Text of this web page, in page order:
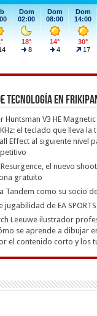
Tecnología en
Huntsman V3 HE Magnetic
el teclado que lleva la
Effect al siguiente nivel
el nuevo
gratuito
Tandem como su socio
jugabilidad de EA SPORTS
Leeuwe ilustrador
se aprende a dibujar
el contenido corto y los